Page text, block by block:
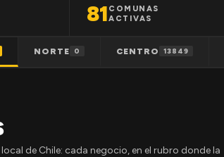
81COMUNAS
ACTIVAS
NORTE 0 CENTRO 13849
de Chile: cada negocio, en el rubro donde la